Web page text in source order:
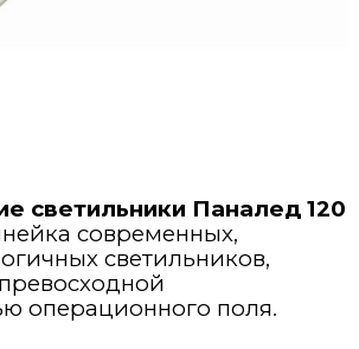
светильники
места
машины для инструментов
дезинфекционные машины
предметов ухода за пациентами
анализаторы
светильники Паналед 120
современных,
светильников,
операционного поля.